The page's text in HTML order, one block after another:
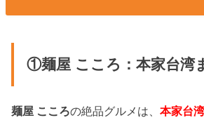
①麺屋 こころ：本家台湾
麺屋 こころの絶品グルメは、本家台